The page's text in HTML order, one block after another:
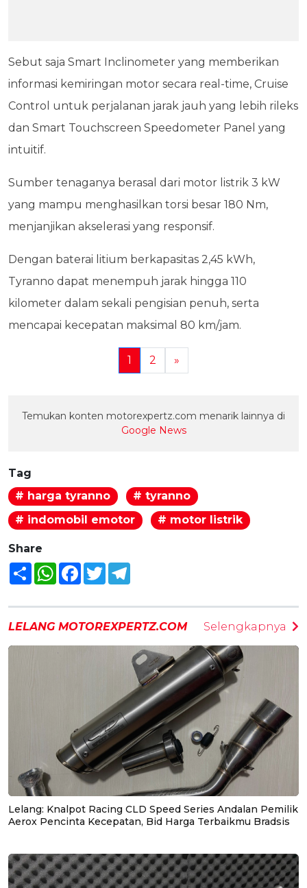
Sebut saja Smart Inclinometer yang memberikan
informasi kemiringan motor secara real-time, Cruise
Control untuk perjalanan jarak jauh yang lebih rileks
dan Smart Touchscreen Speedometer Panel yang
intuitif.
Sumber tenaganya berasal dari motor listrik 3 kW
yang mampu menghasilkan torsi besar 180 Nm,
menjanjikan akselerasi yang responsif.
Dengan baterai litium berkapasitas 2,45 kWh,
Tyranno dapat menempuh jarak hingga 110
kilometer dalam sekali pengisian penuh, serta
mencapai kecepatan maksimal 80 km/jam.
1 2 »
Temukan konten motorexpertz.com menarik lainnya di
Google News
Tag
# harga tyranno
# tyranno
# indomobil emotor
# motor listrik
Share
Share WhatsAppFacebook
Twitter
LELANG MOTOREXPERTZ.COM Selengkapnya
Lelang: Knalpot Racing CLD Speed Series Andalan Pemilik
Aerox Pencinta Kecepatan, Bid Harga Terbaikmu Bradsis